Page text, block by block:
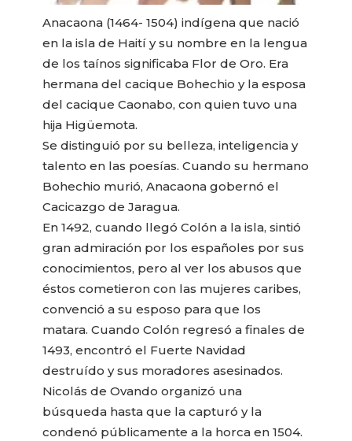
Anacaona (1464- 1504) indígena que nació
en la isla de Haití y su nombre en la lengua
de los taínos significaba Flor de Oro. Era
hermana del cacique Bohechio y la esposa
del cacique Caonabo, con quien tuvo una
hija Higüemota.
Se distinguió por su belleza, inteligencia y
talento en las poesías. Cuando su hermano
Bohechio murió, Anacaona gobernó el
Cacicazgo de Jaragua.
En 1492, cuando llegó Colón a la isla, sintió
gran admiración por los españoles por sus
conocimientos, pero al ver los abusos que
éstos cometieron con las mujeres caribes,
convenció a su esposo para que los
matara. Cuando Colón regresó a finales de
1493, encontró el Fuerte Navidad
destruído y sus moradores asesinados.
Nicolás de Ovando organizó una
búsqueda hasta que la capturó y la
condenó públicamente a la horca en 1504.